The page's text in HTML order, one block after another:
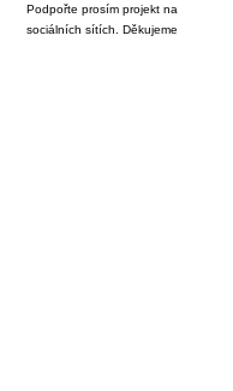
Podpořte prosím projekt na
sociálních sítích. Děkujeme